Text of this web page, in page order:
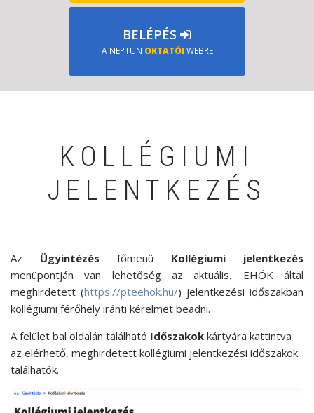
BELÉPÉS
A NEPTUN OKTATÓIWEBRE
KOLLÉGIUMI
JELENTKEZÉS
Az Ügyintézés főmenü Kollégiumi jelentkezés
menüpontján van lehetőség az aktuális,
EHÖK által
meghirdetett (https://pteehok.hu/) jelentkezési időszakban
kollégiumi férőhely iránti kérelmet beadni.
A felület bal oldalán található Időszakok kártyára kattintva
az elérhető, meghirdetett kollégiumi jelentkezési időszakok
találhatók.